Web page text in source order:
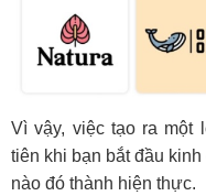
Vì vậy, việc tạo ra một
tiên khi bạn bắt đầu
nào đó thành hiện thực.